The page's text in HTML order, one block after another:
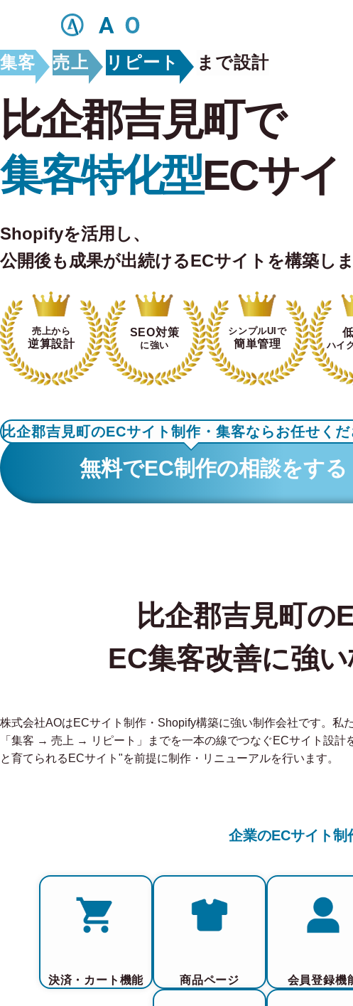
集客 売上 リピート まで設計
比企郡吉見町で
集客特化型ECサ
Shopifyを活用し、
公開後も成果が出続けるECサイトを構築しま
売上から
逆算設計
SEO対策
に強い
シンプルUIで
簡単管理 ハイ
比企郡吉見町のECサイト制作・集客ならお任せく
無料でEC制作の相談をする
比企郡吉見町
EC集客改善に強
株式会社AOはECサイト制作・Shopify構築に強い制作会社です。私
「集客 → 売上 → リピート」までを一本の線でつなぐECサイト設
と育てられるECサイト"を前提に制作・リニューアルを行います。
企業のECサイト制
決済・カート機能 商品ページ 会員登録機